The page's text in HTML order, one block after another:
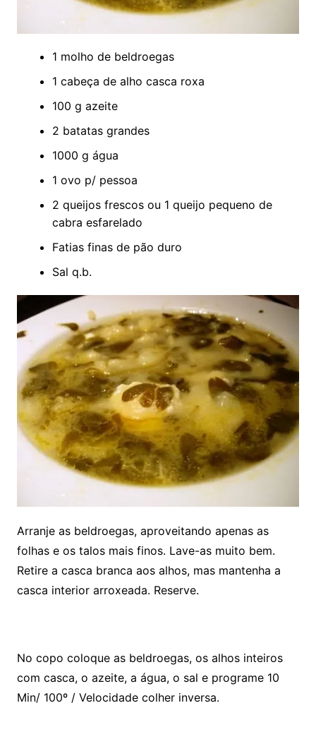
1 molho de beldroegas
1 cabeça de alho casca roxa
100 g azeite
2 batatas grandes
1000 g água
1 ovo p/ pessoa
2 queijos frescos ou 1 queijo pequeno de
cabra esfarelado
Fatias finas de pão duro
Sal q.b.
Arranje as beldroegas, aproveitando apenas as
folhas e os talos mais finos. Lave-as muito bem.
Retire a casca branca aos alhos, mas mantenha a
casca interior arroxeada. Reserve.
No copo coloque as beldroegas, os alhos inteiros
com casca, o azeite, a água, o sal e programe 10
Min/ 100º / Velocidade colher inversa.